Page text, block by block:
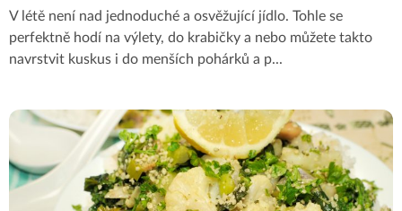
V létě není nad jednoduché a osvěžující jídlo. Tohle se
perfektně hodí na výlety, do krabičky a nebo můžete takto
navrstvit kuskus i do menších pohárků a p...